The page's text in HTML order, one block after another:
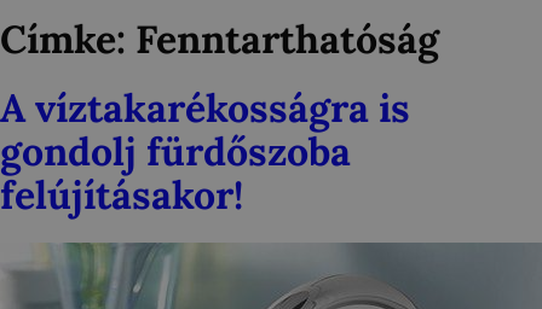
Címke: Fenntarthatóság
A víztakarékosságra is
gondolj fürdőszoba
felújításakor!